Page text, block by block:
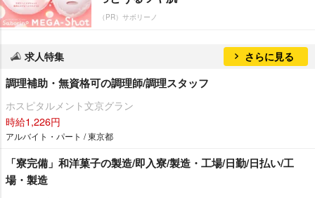
（PR）サボリーノ
求人特集 さらに見る
調理補助・無資格可の調理師/調理スタッフ
ホスピタルメント文京グラン
時給1,226円
アルバイト・パート / 東京都
「寮完備」和洋菓子の製造/即入寮/製造・工場/日勤/日払い/工
場・製造